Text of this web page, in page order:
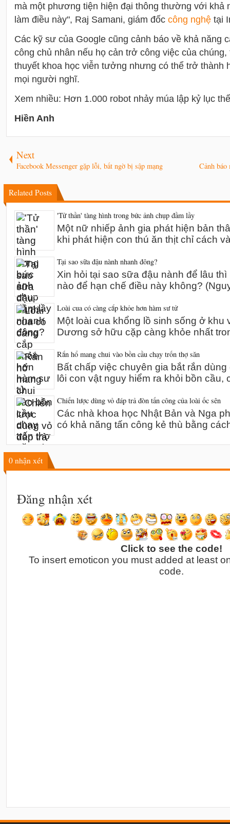
mà một phương tiện hiện đại thông thường với khả
làm điều này", Raj Samani, giám đốc công nghệ tại
Các kỹ sư của Google cũng cảnh báo về khả năng
công chủ nhân nếu họ cản trở công việc của
thuyết khoa học viễn tưởng nhưng có thể trở thành
mọi người nghĩ.
Xem nhiều: Hơn 1.000 robot nhảy múa lập kỷ lục
Hiền Anh
Next
Facebook Messenger gặp lỗi, bất ngờ bị sập mạng Cảnh
Related Posts
'Tử thần' tàng hình trong bức ảnh chụp đầm lầy
Một nữ nhiếp ảnh gia phát hiện bản
khi phát hiện con thú ăn thịt chỉ cách
Tại sao sữa đậu nành nhanh đông?
Xin hỏi tại sao sữa đậu nành để lâu
nào để hạn chế điều này không?
Loài cua có càng cắp khỏe hơn hàm sư tử
Một loài cua khổng lồ sinh sống ở khu
Dương sở hữu cặp càng khỏe nhất
Rắn hổ mang chui vào bồn cầu chạy trốn thợ săn
Bất chấp việc chuyên gia bắt rắn
lôi con vật nguy hiểm ra khỏi bồn cầu,
Chiến lược dùng vỏ đáp trả đòn tấn công của loài ốc sên
Các nhà khoa học Nhật Bản và Nga
có khả năng tấn công kẻ thù bằng
0 nhận xét
Đăng nhận xét
Click to see the code!
To insert emoticon you must added at least
code.